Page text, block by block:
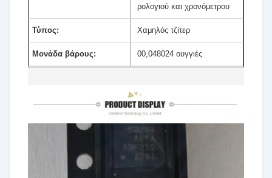
ρολογιού και χρονόμετρου
Τύπος: Χαμηλός τζίτερ
Μονάδα βάρους: 00,048024 ουγγιές